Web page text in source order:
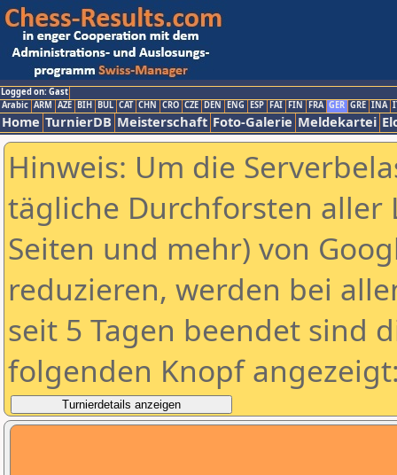
Logged on: Gast
Arabic ARM AZE BIH BUL CAT CHN CRO CZE DEN ENG ESP FAI FIN FRA GER GRE INA
Home TurnierDB Meisterschaft Foto-Galerie Meldekartei
Hinweis: Um die
tägliche Durchforsten aller
Seiten und mehr) von
reduzieren, werden bei
seit 5 Tagen beendet sind
folgenden Knopf